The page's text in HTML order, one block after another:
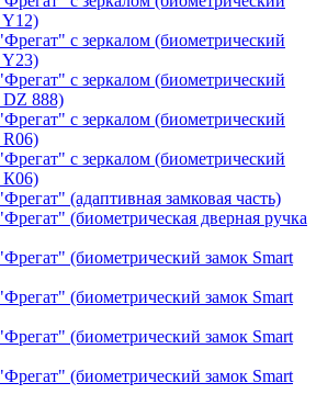
Y12)
с зеркалом (биометрический
Y23)
с зеркалом (биометрический
DZ 888)
с зеркалом (биометрический
R06)
с зеркалом (биометрический
К06)
(адаптивная замковая часть)
(биометрическая дверная ручка
(биометрический замок Smart
(биометрический замок Smart
(биометрический замок Smart
(биометрический замок Smart